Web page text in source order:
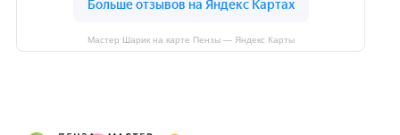
Мастер Шарик на карте Пензы — Яндекс Карты